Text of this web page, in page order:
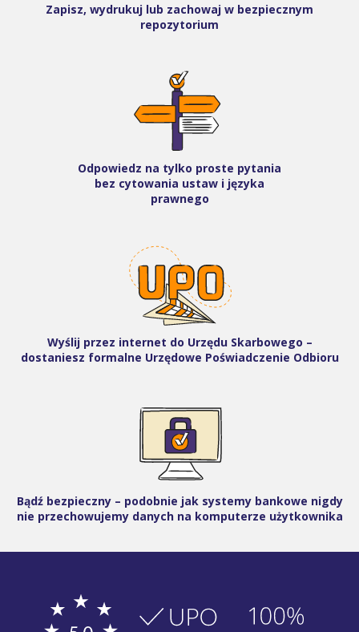
Zapisz, wydrukuj lub zachowaj w bezpiecznym
repozytorium
Odpowiedz na tylko proste pytania
bez cytowania ustaw i języka
prawnego
Wyślij przez internet do Urzędu Skarbowego –
dostaniesz formalne Urzędowe Poświadczenie Odbioru
Bądź bezpieczny – podobnie jak systemy bankowe nigdy
nie przechowujemy danych na komputerze użytkownika